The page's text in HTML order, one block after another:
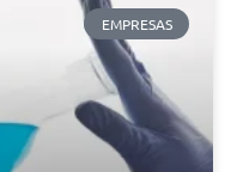
EMPRESAS